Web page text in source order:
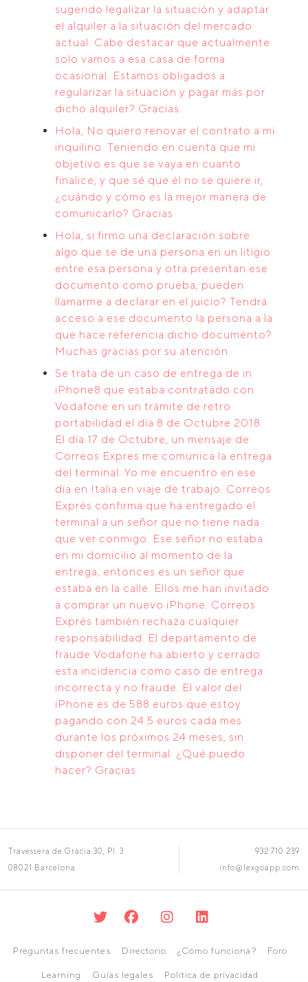
sugerido legalizar la situación y adaptar
el alquiler a la situación del mercado
actual. Cabe destacar que actualmente
solo vamos a esa casa de forma
ocasional. Estamos obligados a
regularizar la situación y pagar más por
dicho alquiler? Gracias.
Hola, No quiero renovar el contrato a mi
inquilino. Teniendo en cuenta que mi
objetivo es que se vaya en cuanto
finalice, y que sé que él no se quiere ir,
¿cuándo y cómo es la mejor manera de
comunicarlo? Gracias
Hola, si firmo una declaración sobre
algo que se de una persona en un litigio
entre esa persona y otra presentan ese
documento como prueba, pueden
llamarme a declarar en el juicio? Tendrá
acceso a ese documento la persona a la
que hace referencia dicho documento?
Muchas gracias por su atención.
Se trata de un caso de entrega de in
iPhone8 que estaba contratado con
Vodafone en un trámite de retro
portabilidad el día 8 de Octubre 2018.
El día 17 de Octubre, un mensaje de
Correos Expres me comunica la entrega
del terminal. Yo me encuentro en ese
día en Italia en viaje de trabajo. Correos
Exprés confirma que ha entregado el
terminal a un señor que no tiene nada
que ver conmigo. Ese señor no estaba
en mi domicilio al momento de la
entrega, entonces es un señor que
estaba en la calle. Ellos me han invitado
a comprar un nuevo iPhone. Correos
Exprés también rechaza cualquier
responsabilidad. El departamento de
fraude Vodafone ha abierto y cerrado
esta incidencia como caso de entrega
incorrecta y no fraude. El valor del
iPhone es de 588 euros que estoy
pagando con 24.5 euros cada mes
durante los próximos 24 meses, sin
disponer del terminal. ¿Qué puedo
hacer? Gracias
Travessera de Gràcia 30, Pl. 3
08021 Barcelona
932 710 239
info@lexgoapp.com
Preguntas frecuentes Directorio ¿Cómo funciona? Foro
Learning Guías legales Política de privacidad